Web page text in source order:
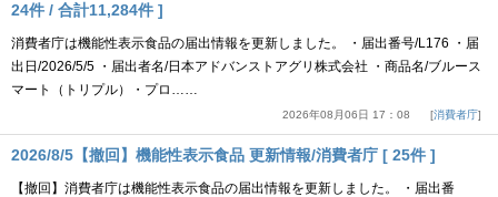
24件 / 合計11,284件 ]
消費者庁は機能性表示食品の届出情報を更新しました。 ・届出番号/L176 ・届
出日/2026/5/5 ・届出者名/日本アドバンストアグリ株式会社 ・商品名/ブルース
マート（トリプル）・プロ……
2026年08月06日 17：08 消費者庁
2026/8/5【撤回】機能性表示食品 更新情報/消費者庁 [ 25件 ]
【撤回】消費者庁は機能性表示食品の届出情報を更新しました。 ・届出番